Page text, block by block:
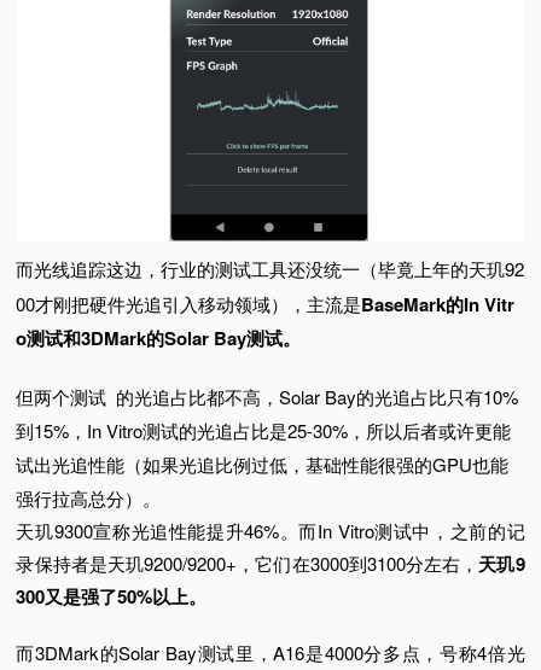
而光线追踪这边，行业的测试工具还没统一（毕竟上年的天玑92
00才刚把硬件光追引入移动领域），主流是BaseMark的In Vitr
o测试和3DMark的Solar Bay测试。
但两个测试 的光追占比都不高，Solar Bay的光追占比只有10%
到15%，In Vitro测试的光追占比是25-30%，所以后者或许更能
试出光追性能（如果光追比例过低，基础性能很强的GPU也能
强行拉高总分）。
天玑9300宣称光追性能提升46%。而In Vitro测试中，之前的记
录保持者是天玑9200/9200+，它们在3000到3100分左右， 天玑9
300又是强了50%以上。
而3DMark的Solar Bay测试里，A16是4000分多点，号称4倍光